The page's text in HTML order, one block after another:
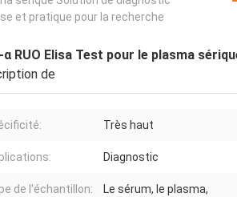
et pratique pour la recherche
α RUO Elisa Test pour le plasma
de
Très haut
Diagnostic
de l'échantillon: Le sérum, le plasma,